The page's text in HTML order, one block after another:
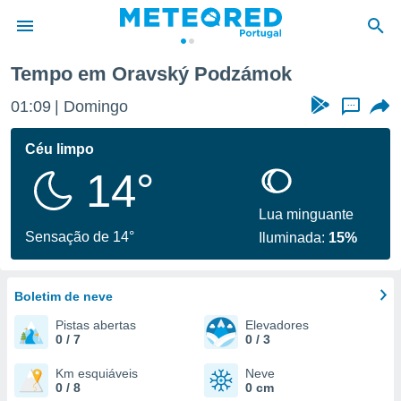
da
foi
fornecidas
a este
das
e
forma
digital
Tempo em Oravský Podzámok
01:09 Domingo ...
Céu limpo
14°
Sensação de 14°
Lua minguante
Iluminada: 15%
Boletim de neve
Pistas abertas
0 / 7
Elevadores
0 / 3
Km esquiáveis
0 / 8
Neve
0 cm